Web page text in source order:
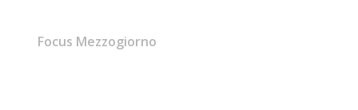
Focus Mezzogiorno